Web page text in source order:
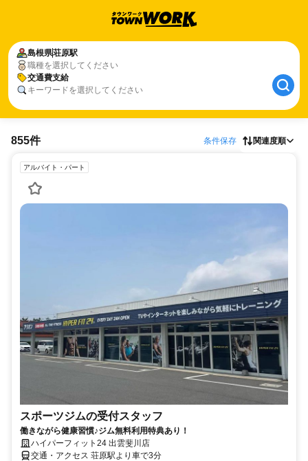
島根県荘原駅
職種を選択してください
交通費支給
キーワードを選択してください
855件 条件保存 関連度順
アルバイト・パート
スポーツジムの受付スタッフ
働きながら健康習慣♪ジム無料利用特典あり！
ハイパーフィット24 出雲斐川店
交通・アクセス 荘原駅より車で3分